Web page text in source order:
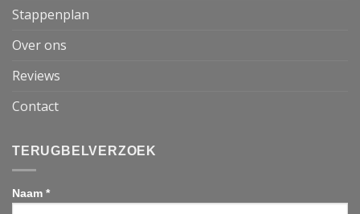
Stappenplan
Over ons
Reviews
Contact
TERUGBELVERZOEK
Naam *